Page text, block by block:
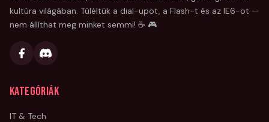
kultúra világában. Túléltük a dial-upot, a Flash-t és az IE6-ot —
nem állíthat meg minket semmi! ☕ 🎮
Kategóriák
IT & Tech